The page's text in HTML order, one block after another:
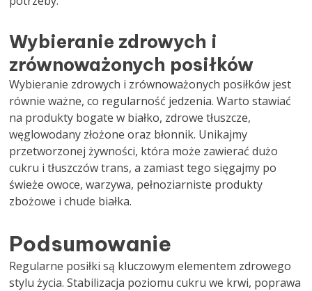
Wybieranie zdrowych i
zrównoważonych posiłków
Wybieranie zdrowych i zrównoważonych posiłków jest
równie ważne, co regularność jedzenia. Warto stawiać
na produkty bogate w białko, zdrowe tłuszcze,
węglowodany złożone oraz błonnik. Unikajmy
przetworzonej żywności, która może zawierać dużo
cukru i tłuszczów trans, a zamiast tego sięgajmy po
świeże owoce, warzywa, pełnoziarniste produkty
zbożowe i chude białka.
Podsumowanie
Regularne posiłki są kluczowym elementem zdrowego
stylu życia. Stabilizacja poziomu cukru we krwi, poprawa